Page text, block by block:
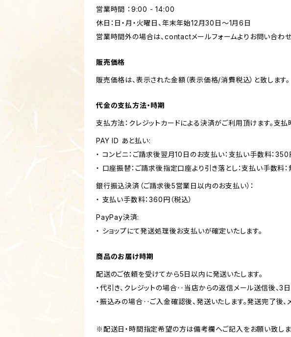
営業時間 ：9:00 - 14:00
休日：日・月・火曜日、年末年始12月30日～1月6日
営業時間外の場合は、contactメールフォームよりお問い合わせ
販売価格
販売価格は、表示された金額（表示価格/消費税込）と致します。
代金の支払方法・時期
支払方法：クレジットカードによる決済がご利用頂けます。支
PAY ID あと払い:
・ コンビニ：ご請求後翌月10日のお支払い：支払い手数料：350
・ 口座振替：ご請求後指定口座より引き落とし：支払い手数料
銀行振込決済（ご請求後5営業日以内のお支払い）：
・ 支払い手数料：360円（税込）
PayPay決済:
・ ショップにて発送処理後お支払いが確定いたします。
商品のお届け時期
配送のご依頼を受けてから5日以内に発送いたします。
・代引き、クレジットの場合‥当店からの返信メール送信後、3
・振込みの場合‥ご入金確認後、発送いたします。発送完了後、
※配送日・時間指定希望の方は備考欄へご記入をお願い致しま